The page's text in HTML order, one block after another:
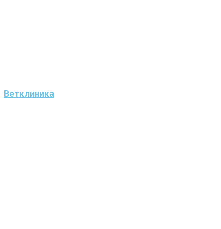
Ветклиника